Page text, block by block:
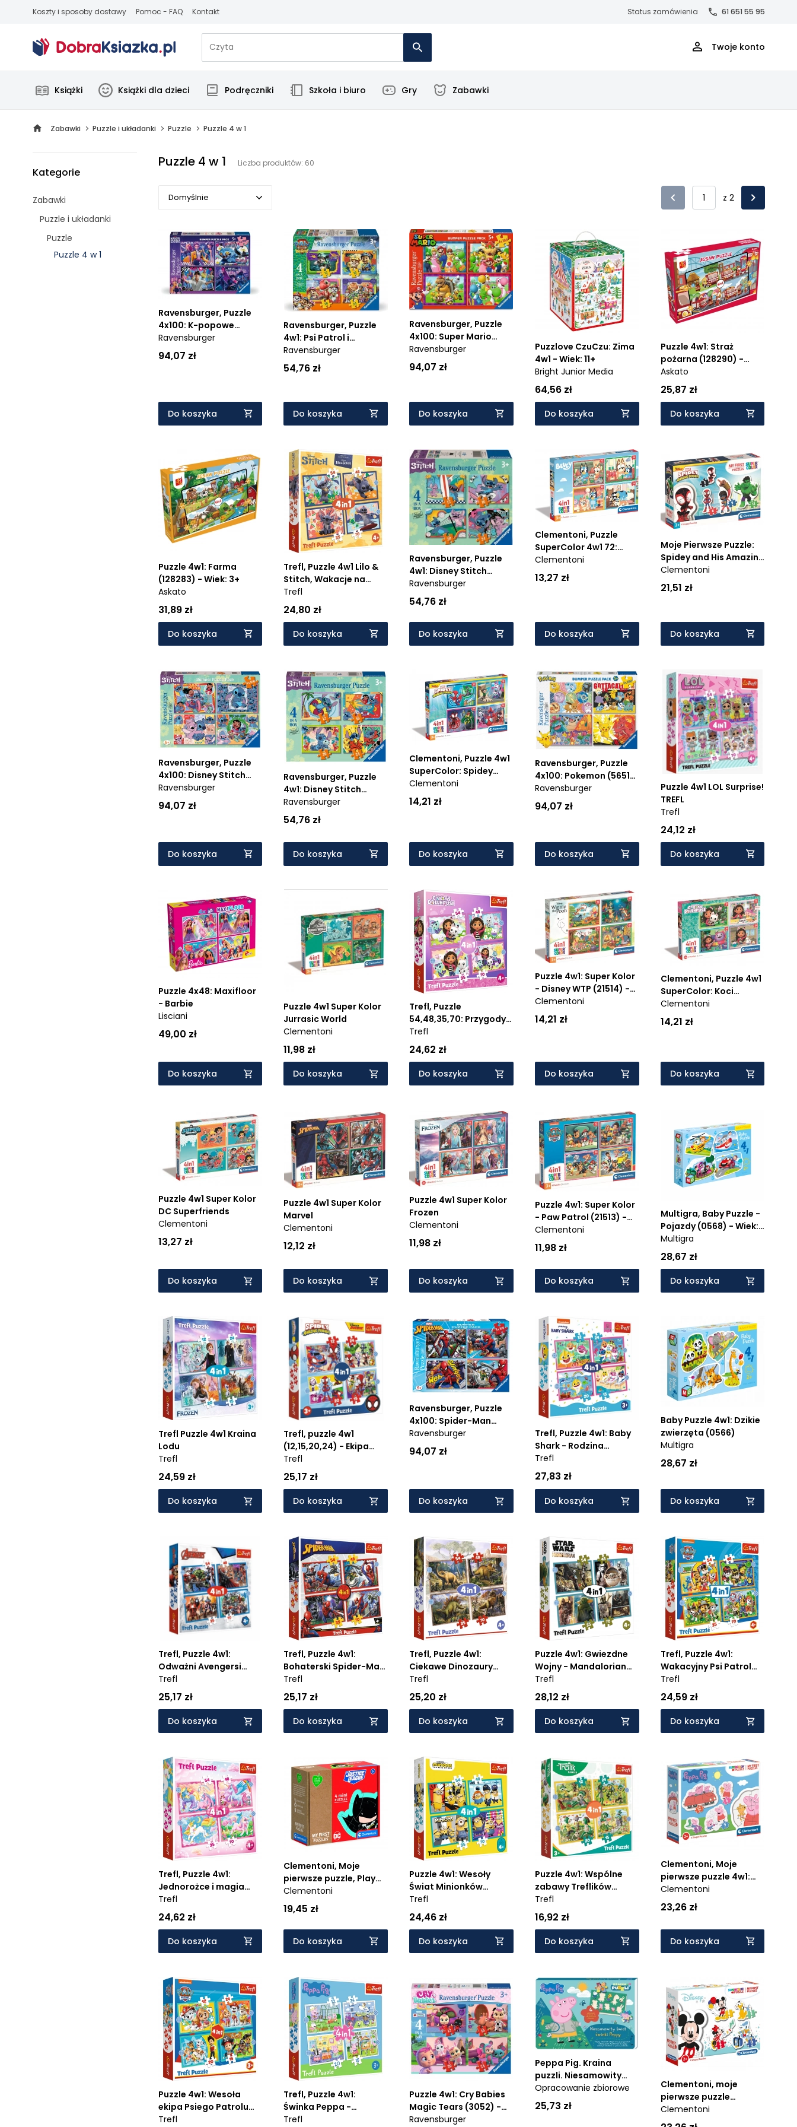
Koszty i sposoby dostawy Pomoc - FAQ Kontakt Status zamówienia 61 651 55 95
Twoje konto
Książki Książki dla dzieci Podręczniki Szkoła i biuro Gry Zabawki
Zabawki Puzzle i układanki Puzzle Puzzle 4 w 1
Kategorie
Zabawki
Puzzle i układanki
Puzzle
Puzzle 4 w 1
Puzzle 4 w 1 Liczba produktów: 60
Domyślnie
Popularne
Cena rosnąco
Cena malejąco
Od najnowszych
Od najstarszych
z 2
Ravensburger, Puzzle
4x100: K-popowe
łowczynie demonów
Ravensburger
94,07 zł
Do koszyka
Ravensburger, Puzzle
4w1: Psi Patrol i
dinozaury (12004365) -
Wiek: 3+
Ravensburger
54,76 zł
Do koszyka
Ravensburger, Puzzle
4x100: Super Mario
(05689) - Wiek: 5+
Ravensburger
94,07 zł
Do koszyka
Puzzlove CzuCzu: Zima
4w1 - Wiek: 11+
Bright Junior Media
64,56 zł
Do koszyka
Puzzle 4w1: Straż
pożarna (128290) -
Wiek: 3+
Askato
25,87 zł
Do koszyka
Puzzle 4w1: Farma
(128283) - Wiek: 3+
Askato
31,89 zł
Do koszyka
Trefl, Puzzle 4w1 Lilo &
Stitch, Wakacje na
Hawajach (34666)
Trefl
24,80 zł
Do koszyka
Ravensburger, Puzzle
4w1: Disney Stitch
(12004106) - Wiek: 3+
Ravensburger
54,76 zł
Do koszyka
Clementoni, Puzzle
SuperColor 4w1 72:
Clementoni
13,27 zł
Do koszyka
Moje Pierwsze Puzzle:
Spidey and His Amazing
Friend (20836) - Wiek:
2+
Clementoni
21,51 zł
Do koszyka
Ravensburger, Puzzle
4x100: Disney Stitch
(5731) - Wiek: 5+
Ravensburger
94,07 zł
Do koszyka
Ravensburger, Puzzle
4w1: Disney Stitch
(12001069) - Wiek: 3+
Ravensburger
54,76 zł
Do koszyka
Clementoni, Puzzle 4w1
SuperColor: Spidey
(21528)
Clementoni
14,21 zł
Do koszyka
Ravensburger, Puzzle
4x100: Pokemon (5651)
- Wiek: 5+
Ravensburger
94,07 zł
Do koszyka
Puzzle 4w1 LOL Surprise!
TREFL
Trefl
24,12 zł
Do koszyka
Puzzle 4x48: Maxifloor
- Barbie
Lisciani
49,00 zł
Do koszyka
Puzzle 4w1 Super Kolor
Jurrasic World
Clementoni
11,98 zł
Do koszyka
Trefl, Puzzle
54,48,35,70: Przygody
Gabi (34620)
Trefl
24,62 zł
Do koszyka
Puzzle 4w1: Super Kolor
- Disney WTP (21514) -
Wiek: 3+
Clementoni
14,21 zł
Do koszyka
Clementoni, Puzzle 4w1
SuperColor: Koci
Domek Gabi (21524) -
Wiek: 3+
Clementoni
14,21 zł
Do koszyka
Puzzle 4w1 Super Kolor
DC Superfriends
Clementoni
13,27 zł
Do koszyka
Puzzle 4w1 Super Kolor
Marvel
Clementoni
12,12 zł
Do koszyka
Puzzle 4w1 Super Kolor
Frozen
Clementoni
11,98 zł
Do koszyka
Puzzle 4w1: Super Kolor
- Paw Patrol (21513) -
Wiek: 3+
Clementoni
11,98 zł
Do koszyka
Multigra, Baby Puzzle -
Pojazdy (0568) - Wiek:
2+
Multigra
28,67 zł
Do koszyka
Trefl Puzzle 4w1 Kraina
Lodu
Trefl
24,59 zł
Do koszyka
Trefl, puzzle 4w1
(12,15,20,24) - Ekipa
Spidey'a (34611)
Trefl
25,17 zł
Do koszyka
Ravensburger, Puzzle
4x100: Spider-Man
(6914) - Wiek: 5+
Ravensburger
94,07 zł
Do koszyka
Trefl, Puzzle 4w1: Baby
Shark - Rodzina
rekinów (34378) - Wiek:
3+
Trefl
27,83 zł
Do koszyka
Baby Puzzle 4w1: Dzikie
zwierzęta (0566)
Multigra
28,67 zł
Do koszyka
Trefl, Puzzle 4w1:
Odważni Avengersi
(34386)
Trefl
25,17 zł
Do koszyka
Trefl, Puzzle 4w1:
Bohaterski Spider-Man
(34384)
Trefl
25,17 zł
Do koszyka
Trefl, Puzzle 4w1:
Ciekawe Dinozaury
(34383)
Trefl
25,20 zł
Do koszyka
Puzzle 4w1: Gwiezdne
Wojny - Mandalorian
(34397)
Trefl
28,12 zł
Do koszyka
Trefl, Puzzle 4w1:
Wakacyjny Psi Patrol
(34395)
Trefl
24,59 zł
Do koszyka
Trefl, Puzzle 4w1:
Jednorożce i magia
Trefl
24,62 zł
Do koszyka
Clementoni, Moje
pierwsze puzzle, Play
For Future:
Superfriends (20830) -
Wiek: 2+
Clementoni
19,45 zł
Do koszyka
Puzzle 4w1: Wesoły
Świat Minionków
(34339)
Trefl
24,46 zł
Do koszyka
Puzzle 4w1: Wspólne
zabawy Treflików
(34358)
Trefl
16,92 zł
Do koszyka
Clementoni, Moje
pierwsze puzzle 4w1:
Świnka Peppa (20829)
- Wiek: 2+
Clementoni
23,26 zł
Do koszyka
Puzzle 4w1: Wesoła
ekipa Psiego Patrolu
Trefl
Trefl, Puzzle 4w1:
Świnka Peppa -
Wspomnienia z wakacji
Trefl
Puzzle 4w1: Cry Babies
Magic Tears (3052) -
Wiek: 3+
Ravensburger
Peppa Pig. Kraina
puzzli. Niesamowity
świat świnki Peppy
Opracowanie zbiorowe
25,73 zł
Clementoni, moje
pierwsze puzzle
SuperColor 4w1: Disney
baby (20819)
Clementoni